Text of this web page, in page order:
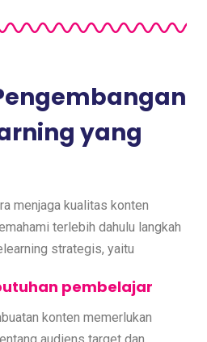
yang
menjaga kualitas konten
terlebih dahulu langkah
strategis, yaitu
pembelajar
konten memerlukan